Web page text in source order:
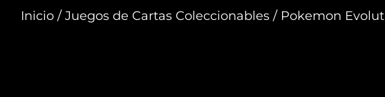
Inicio / Juegos de Cartas Coleccionables / Pokemon